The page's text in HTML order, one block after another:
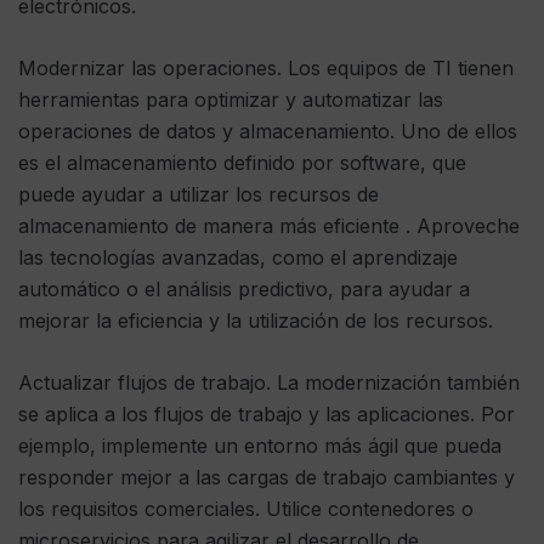
electrónicos.
Modernizar las operaciones. Los equipos de TI tienen
herramientas para optimizar y automatizar las
operaciones de datos y almacenamiento. Uno de ellos
es el almacenamiento definido por software, que
puede ayudar a utilizar los recursos de
almacenamiento de manera más eficiente . Aproveche
las tecnologías avanzadas, como el aprendizaje
automático o el análisis predictivo, para ayudar a
mejorar la eficiencia y la utilización de los recursos.
Actualizar flujos de trabajo. La modernización también
se aplica a los flujos de trabajo y las aplicaciones. Por
ejemplo, implemente un entorno más ágil que pueda
responder mejor a las cargas de trabajo cambiantes y
los requisitos comerciales. Utilice contenedores o